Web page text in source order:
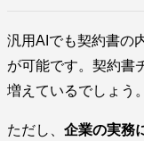
汎用AIでも契約書の
が可能です。契約書
増えているでしょう。
ただし、 企業の実務